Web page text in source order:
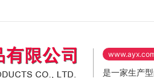
是一家生产